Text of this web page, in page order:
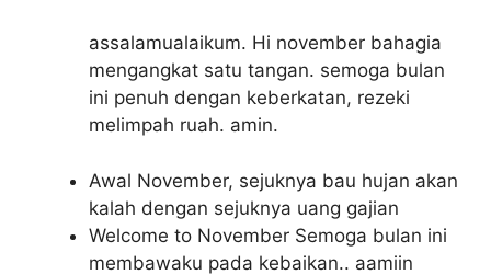
assalamualaikum. Hi november bahagia
mengangkat satu tangan. semoga bulan
ini penuh dengan keberkatan, rezeki
melimpah ruah. amin.
Awal November, sejuknya bau hujan akan
kalah dengan sejuknya uang gajian
Welcome to November Semoga bulan ini
membawaku pada kebaikan.. aamiin